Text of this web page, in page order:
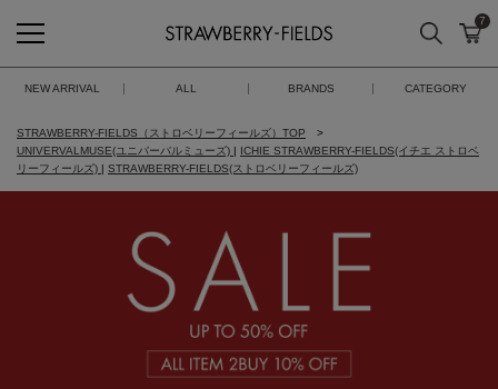
STRAWBERRY-FIELDS
検索 カ
7
NEW ARRIVAL ALL BRANDS CATEGORY
STRAWBERRY-FIELDS（ストロベリーフィールズ）TOP
UNIVERVALMUSE(ユニバーバルミューズ) | ICHIE STRAWBERRY-FIELDS(イチエ ストロベ
リーフィールズ) | STRAWBERRY-FIELDS(ストロベリーフィールズ)